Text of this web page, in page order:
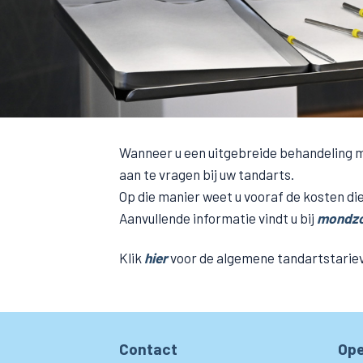
Wanneer u een uitgebreide behandeling
aan te vragen bij uw tandarts.
Op die manier weet u vooraf de kosten
Aanvullende informatie vindt u bij
Klik hiervoor de algemene
Contact